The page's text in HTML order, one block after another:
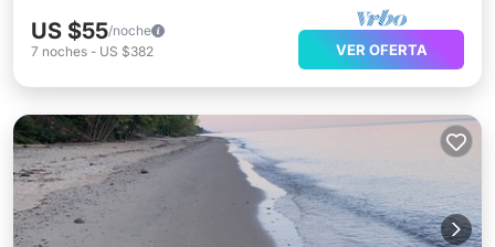
US $55/noche
7 noches - US $382 VER OFERTA